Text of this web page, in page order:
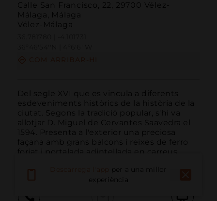
Calle San Francisco, 22, 29700 Vélez-
Málaga, Málaga
Vélez-Málaga
Del segle XVI que es vincula a diferents
esdeveniments històrics de la història de la
ciutat. Segons la tradició popular, s'hi va
allotjar D. Miguel de Cervantes Saavedra el
1594. Presenta a l'exterior una preciosa
façana amb grans balcons i reixes de ferro
forjat i portalada adintellada en carreus ...
per a una millor
experiència